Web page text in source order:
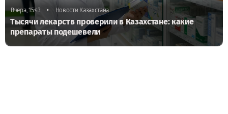
Вчера, 15:43 • Новости Казахстана
Тысячи лекарств проверили в Казахстане: какие
препараты подешевели